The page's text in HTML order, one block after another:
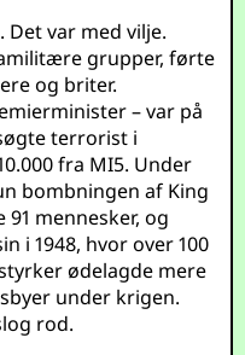
var med vilje.
grupper, førte
og briter.
– var på
terrorist i
fra MI5. Under
bombningen af King
mennesker, og
i 1948, hvor over 100
ødelagde mere
under krigen.
rod.